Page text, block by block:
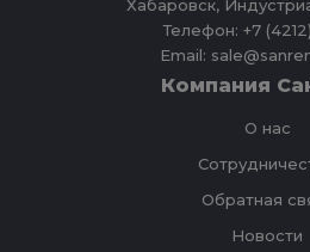
Хабаровск,
Телефон: +7 (4212)
Email:
Компания
О нас
Обратная
Новости